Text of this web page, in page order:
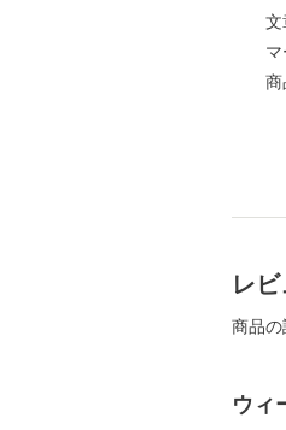
文章
マー
商品
レ
商品の
ウィ